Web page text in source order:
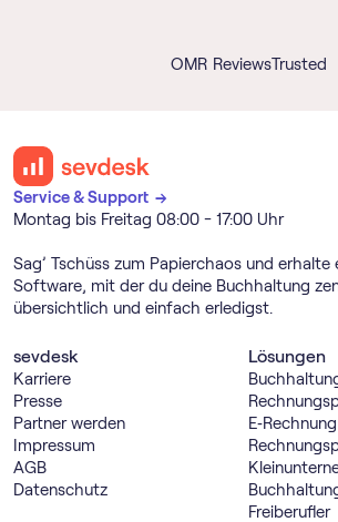
OMR ReviewsTrusted
Service & Support →
Montag bis Freitag 08:00 - 17:00 Uhr
Sag’ Tschüss zum Papierchaos und erhalte
Software, mit der du deine Buchhaltung
übersichtlich und einfach erledigst.
sevdesk
Karriere
Presse
Partner werden
Impressum
AGB
Datenschutz
Lösungen
Freiberufler